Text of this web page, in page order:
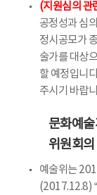
(지원심의 관
공정성과 심
정시공모가
술가를 대상
할 예정입니
주시기 바랍
문화예
위원회
예술위는
(2017.12.8)